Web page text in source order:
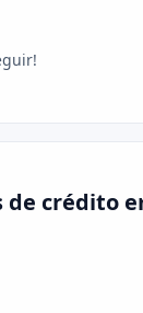
crédito